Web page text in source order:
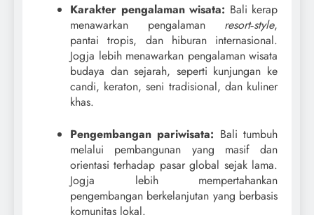
Karakter pengalaman wisata: Bali kerap
menawarkan pengalaman resort‑style,
pantai tropis, dan hiburan internasional.
Jogja lebih menawarkan pengalaman wisata
budaya dan sejarah, seperti kunjungan ke
candi, keraton, seni tradisional, dan kuliner
khas.
Pengembangan pariwisata: Bali tumbuh
melalui pembangunan yang masif dan
orientasi terhadap pasar global sejak lama.
Jogja lebih mempertahankan
pengembangan berkelanjutan yang berbasis
komunitas lokal.